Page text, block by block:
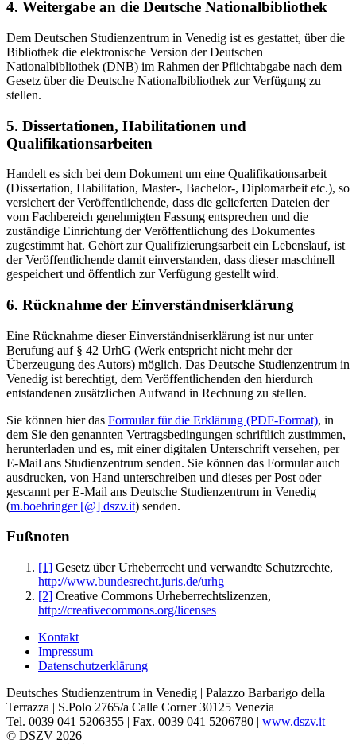
4. Weitergabe an die Deutsche Nationalbibliothek
Dem Deutschen Studienzentrum in Venedig ist es gestattet, über die
Bibliothek die elektronische Version der Deutschen
Nationalbibliothek (DNB) im Rahmen der Pflichtabgabe nach dem
Gesetz über die Deutsche Nationalbibliothek zur Verfügung zu
stellen.
5. Dissertationen, Habilitationen und
Qualifikationsarbeiten
Handelt es sich bei dem Dokument um eine Qualifikationsarbeit
(Dissertation, Habilitation, Master-, Bachelor-, Diplomarbeit etc.), so
versichert der Veröffentlichende, dass die gelieferten Dateien der
vom Fachbereich genehmigten Fassung entsprechen und die
zuständige Einrichtung der Veröffentlichung des Dokumentes
zugestimmt hat. Gehört zur Qualifizierungsarbeit ein Lebenslauf, ist
der Veröffentlichende damit einverstanden, dass dieser maschinell
gespeichert und öffentlich zur Verfügung gestellt wird.
6. Rücknahme der Einverständniserklärung
Eine Rücknahme dieser Einverständniserklärung ist nur unter
Berufung auf § 42 UrhG (Werk entspricht nicht mehr der
Überzeugung des Autors) möglich. Das Deutsche Studienzentrum in
Venedig ist berechtigt, dem Veröffentlichenden den hierdurch
entstandenen zusätzlichen Aufwand in Rechnung zu stellen.
Sie können hier das Formular für die Erklärung (PDF-Format), in
dem Sie den genannten Vertragsbedingungen schriftlich zustimmen,
herunterladen und es, mit einer digitalen Unterschrift versehen, per
E-Mail ans Studienzentrum senden. Sie können das Formular auch
ausdrucken, von Hand unterschreiben und dieses per Post oder
gescannt per E-Mail ans Deutsche Studienzentrum in Venedig
(m.boehringer [@] dszv.it) senden.
Fußnoten
[1] Gesetz über Urheberrecht und verwandte Schutzrechte,
http://www.bundesrecht.juris.de/urhg
[2] Creative Commons Urheberrechtslizenzen,
http://creativecommons.org/licenses
Kontakt
Impressum
Datenschutzerklärung
Deutsches Studienzentrum in Venedig | Palazzo Barbarigo della
Terrazza | S.Polo 2765/a Calle Corner 30125 Venezia
Tel. 0039 041 5206355 | Fax. 0039 041 5206780 | www.dszv.it
© DSZV 2026